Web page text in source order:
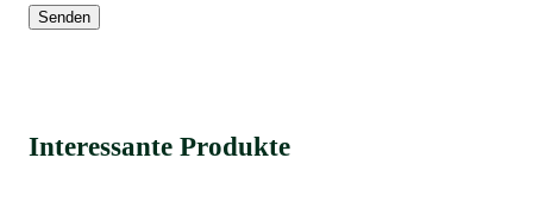
Interessante Produkte